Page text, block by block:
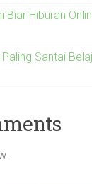
Biar Hiburan
Santai